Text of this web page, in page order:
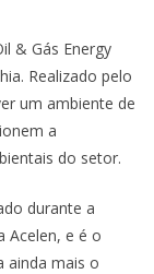
& Gás Energy
Realizado pelo
um ambiente de
a
do setor.
durante a
Acelen, e é o
ainda mais o